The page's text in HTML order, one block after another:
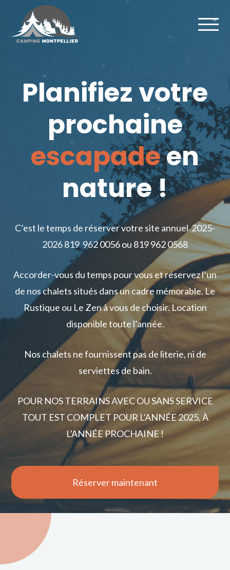
Planifiez votre
prochaine
escapadeen
nature !
C’est le temps de réserver votre site annuel 2025-
2026 819 962 0056 ou 819 962 0568
Accorder-vous du temps pour vous et réservez l’un
de nos chalets situés dans un cadre mémorable. Le
Rustique ou Le Zen à vous de choisir. Location
disponible toute l’année.
Nos chalets ne fournissent pas de literie, ni de
serviettes de bain.
POUR NOS TERRAINS AVEC OU SANS SERVICE
TOUT EST COMPLET POUR L’ANNÉE 2025, À
L’ANNÉE PROCHAINE !
Réserver maintenant